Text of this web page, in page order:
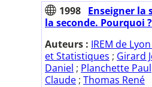
1998 Enseigner la
la seconde. Pourquoi
Auteurs : IREM de
et Statistiques ; Girard
Daniel ; Planchette Paul
Claude ; Thomas René